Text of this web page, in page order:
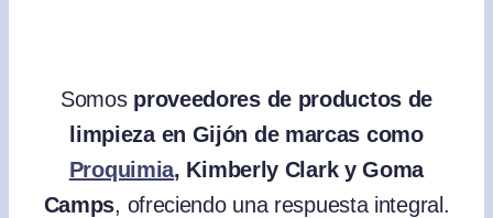
Somos proveedores de productos de
limpieza en Gijón de marcas como
Proquimia, Kimberly Clark y Goma
Camps, ofreciendo una respuesta integral.